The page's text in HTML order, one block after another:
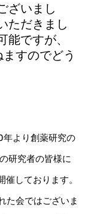
ざいまし
ただきまし
ですが、
すのでどう
より創薬研究の
研究者の皆様に
しております。
た会ではございま